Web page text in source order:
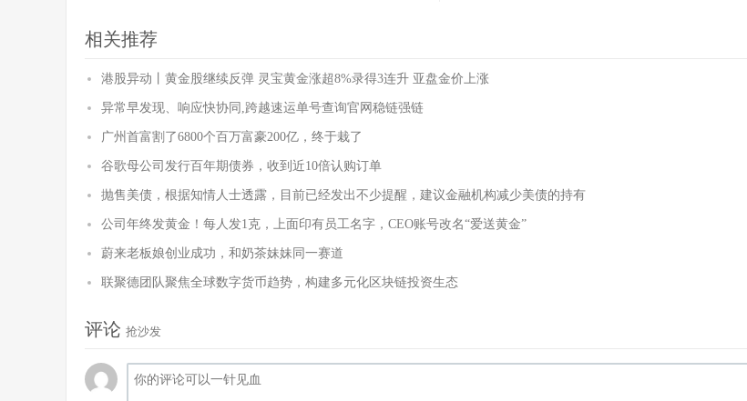
相关推荐
港股异动丨黄金股继续反弹 灵宝黄金涨超8%录得3连升 亚盘金价上涨
异常早发现、响应快协同,跨越速运单号查询官网稳链强链
广州首富割了6800个百万富豪200亿，终于栽了
谷歌母公司发行百年期债券，收到近10倍认购订单
抛售美债，根据知情人士透露，目前已经发出不少提醒，建议金融机构减少美债的持有
公司年终发黄金！每人发1克，上面印有员工名字，CEO账号改名“爱送黄金”
蔚来老板娘创业成功，和奶茶妹妹同一赛道
联聚德团队聚焦全球数字货币趋势，构建多元化区块链投资生态
评论 抢沙发